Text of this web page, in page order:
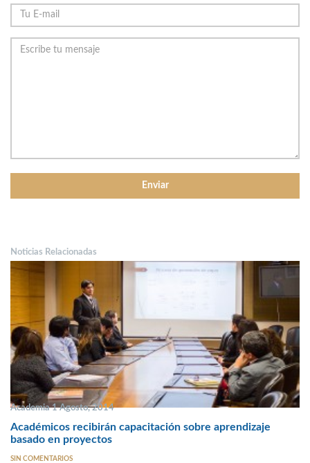
Noticias Relacionadas
Academia 1 Agosto, 2014
Académicos recibirán capacitación sobre aprendizaje
basado en proyectos
SIN COMENTARIOS